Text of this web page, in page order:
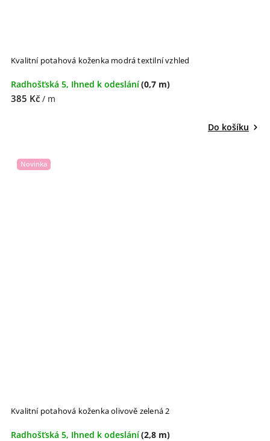
Kvalitní potahová koženka modrá textilní vzhled
Radhošťská 5, Ihned k odeslání(0,7 m)
385 Kč / m
Do košíku
Novinka
Kvalitní potahová koženka olivově zelená 2
Radhošťská 5, Ihned k odeslání(2,8 m)